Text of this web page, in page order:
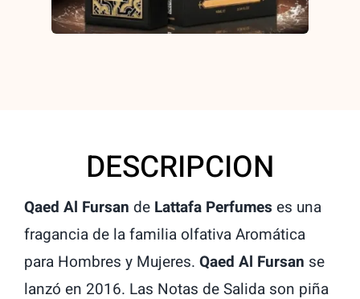
DESCRIPCION
Qaed Al Fursan de Lattafa Perfumes es una
fragancia de la familia olfativa Aromática
para Hombres y Mujeres. Qaed Al Fursan se
lanzó en 2016. Las Notas de Salida son piña